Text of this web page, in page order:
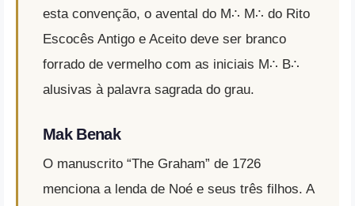
esta convenção, o avental do M∴ M∴ do Rito
Escocês Antigo e Aceito deve ser branco
forrado de vermelho com as iniciais M∴ B∴
alusivas à palavra sagrada do grau.
Mak Benak
O manuscrito “The Graham” de 1726
menciona a lenda de Noé e seus três filhos. A